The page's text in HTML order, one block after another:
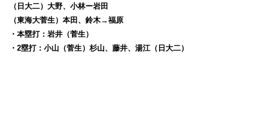
（日大二）大野、小林ー岩田
（東海大菅生）本田、鈴木→福原
・本塁打：岩井（菅生）
・2塁打：小山（菅生）杉山、藤井、湯江（日大二）